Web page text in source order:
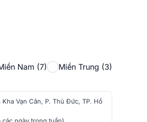
Nam (7) Miền Trung (3)
Kha Vạn Cân, P. Thủ Đức, TP. Hồ
các ngày trong tuần)